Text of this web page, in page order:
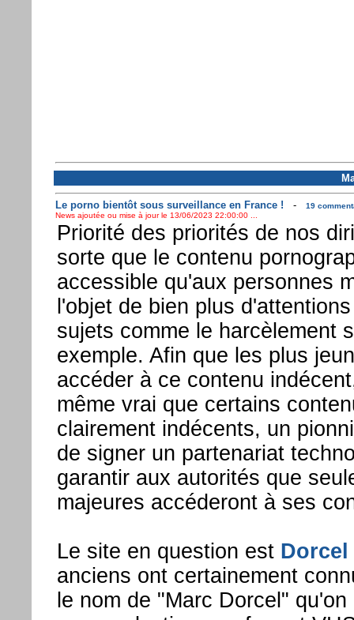
Le porno bientôt sous surveillance en France ! -
19
News ajoutée ou mise à jour le 13/06/2023 22:00:00 ...
Priorité des priorités de nos
sorte que le contenu
accessible qu'aux personnes
l'objet de bien plus
sujets comme le harcèlement
exemple. Afin que les plus
accéder à ce contenu
même vrai que certains
clairement indécents, un
de signer un partenariat
garantir aux autorités que
majeures accéderont à ses
Le site en question est Dorcel
anciens ont certainement
le nom de "Marc Dorcel"